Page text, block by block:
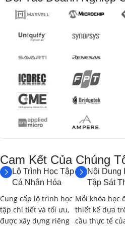
Phần 1: Tổng Quan về Lập
Mạng Viễn Thông
Phần 2: Lập Trình Ứng Dụng Di
Phần 4: Phát Triển Ứng Dụng
Viễn Thông
Phần 5: Bảo Mật Ứng Dụng Di
Cho Mạng Viễn Thông
II. NỘI DUNG ĐƯỢC
(LEARNING
SCHEDULE):
Cam Kết Của Chúng
Lộ Trình Học Tập
Cá Nhân Hóa
Cung cấp lộ trình học
tập chi tiết và tối ưu,
được xây dựng riêng
Nội Dung
Tập Sát
Mỗi khóa học
thiết kế dựa
cầu thực tế